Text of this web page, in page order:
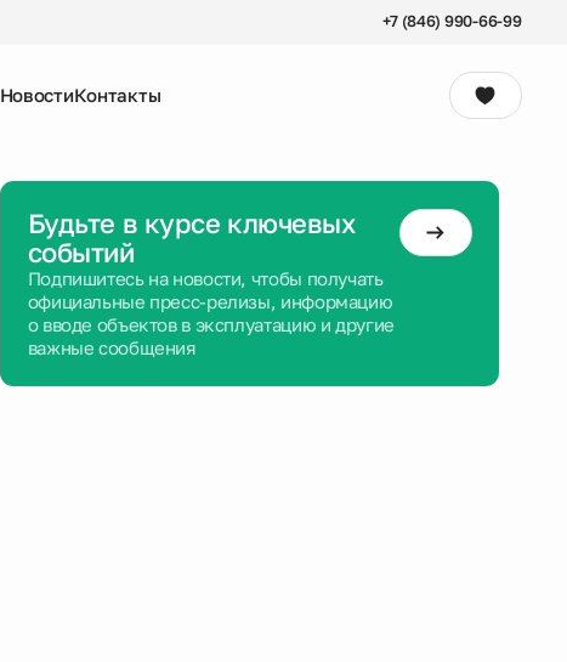
+7 (846) 990-66-99
НовостиКонтакты
Консультация
Будьте в курсе ключевых
событий
Подпишитесь на новости, чтобы получать
официальные пресс-релизы, информацию
о вводе объектов в эксплуатацию и другие
важные сообщения